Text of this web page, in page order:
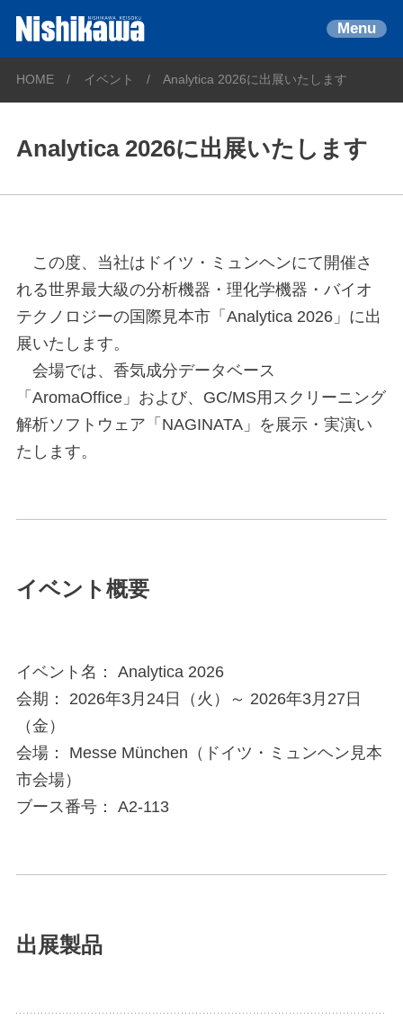
Menu
HOME イベント Analytica 2026に出展いたします
Analytica 2026に出展いたします
この度、当社はドイツ・ミュンヘンにて開催さ
れる世界最大級の分析機器・理化学機器・バイオ
テクノロジーの国際見本市「Analytica 2026」に出
展いたします。
会場では、香気成分データベース
「AromaOffice」および、GC/MS用スクリーニング
解析ソフトウェア「NAGINATA」を展示・実演い
たします。
イベント概要
イベント名： Analytica 2026
会期： 2026年3月24日（火）～ 2026年3月27日
（金）
会場： Messe München（ドイツ・ミュンヘン見本
市会場）
ブース番号： A2-113
出展製品